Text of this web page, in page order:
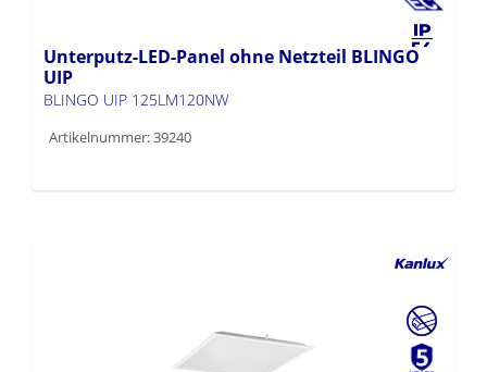
Unterputz-LED-Panel ohne Netzteil BLINGO
UIP
BLINGO UIP 125LM120NW
Artikelnummer: 39240